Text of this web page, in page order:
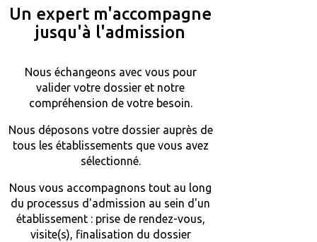
Un expert m'accompagne
jusqu'à l'admission
Nous échangeons avec vous pour
valider votre dossier et notre
compréhension de votre besoin.
Nous déposons votre dossier auprès de
tous les établissements que vous avez
sélectionné.
Nous vous accompagnons tout au long
du processus d'admission au sein d'un
établissement : prise de rendez-vous,
visite(s), finalisation du dossier